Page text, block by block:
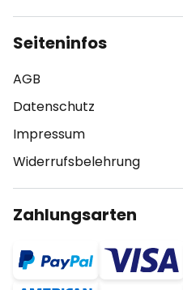
Seiteninfos
AGB
Datenschutz
Impressum
Widerrufsbelehrung
Zahlungsarten